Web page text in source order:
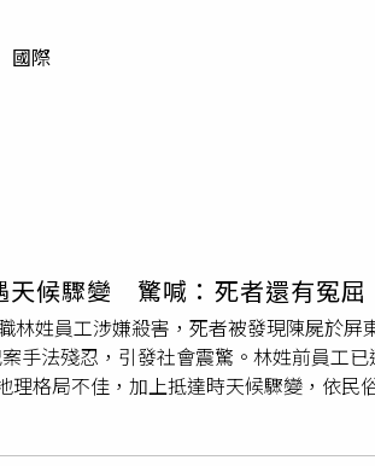
國際
天候驟變 驚喊：死者還有冤屈
姓員工涉嫌殺害，死者被發現陳屍於屏
手法殘忍，引發社會震驚。林姓前員工
格局不佳，加上抵達時天候驟變，依民
，從住宅周邊地形來看，兩側道路形成
發生重大傷亡。他指出，住宅虎邊除了